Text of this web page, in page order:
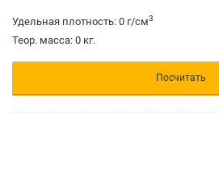
Удельная плотность: 0 г/cм3
Теор. масса: 0 кг.
Посчитать